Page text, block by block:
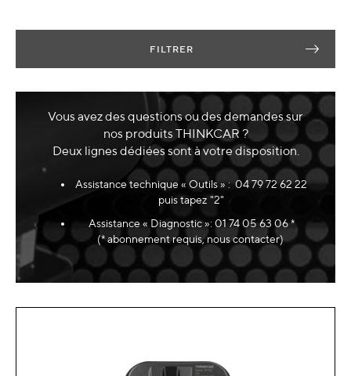
FILTRER
Vous avez des questions ou des demandes sur
nos produits THINKCAR ?
Deux lignes dédiées sont à votre disposition.
Assistance technique « Outils » : 04 79 72 62 22
puis tapez "2"
Assistance « Diagnostic »: 01 74 05 63 06 *
(* abonnement requis, nous contacter)